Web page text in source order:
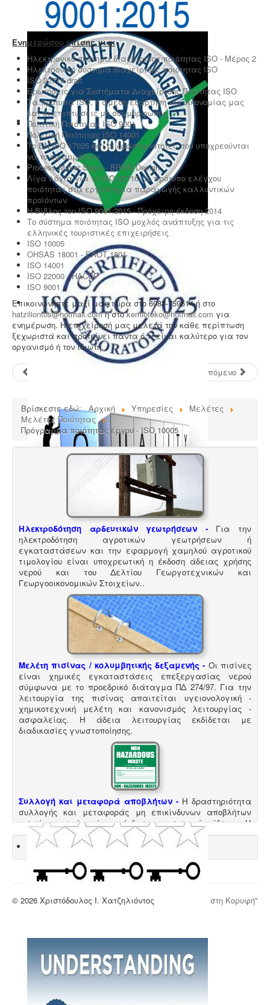
αποτελεί κανόνα της αγοράς (εξαγωγές). Κλειδί στην
διαδικασία είναι η μελέτη διαχείρισης ποιότητας.
Ενημερώσου επίσης για:
Ηλεκτρονικό σύστημα διαχείρισης ποιότητας ISO - Μέρος 2
Ηλεκτρονικό σύστημα διαχείρισης ποιότητας ISO
ISO 22716 draft
Ερωτήσεις για Συστήματα Διαχείρισης Ποιότητας ISO
Τα πρότυπα ISO, η άμεση εξάρτηση της οικονομίας μας
και οι επιπτώσεις μη συμμόρφωσης
Πολιτική Ποιότητας ISO 9001
Πολιτική Ποιότητας ISO 14001
Το EN ISO 17025 και οι δραστηριότητες που υποχρεούνται
να το εφαρμόζουν
Process Maker Steps - BPMN Design
Λίγα λόγια για το ISO 22716, το πρότυπο ελέγχου
ποιότητας στα εργαστήρια παραγωγής καλλυντικών
προϊόντων
Η Βίβλος του ISO 9001:2015 - Πρόχειρη έκδοση 2014
Το σύστημα ποιότητας ISO μοχλός ανάπτυξης για τις
ελληνικές τουριστικές επιχειρήσεις
ISO 10005
OHSAS 18001 - ΕΛΟΤ 1801
ISO 14001
ISO 22000 - HACCP
ISO 9001
Επικοινωνήστε μαζί μας τώρα στο 6983-759514 ή στο
hatziliontos@hotmail.comή στοkemioteko@hotmail.com για
ενημέρωση. Η επιχείρησή μας μελετά την κάθε περίπτωση
ξεχωριστά και προτείνει πάντα ό,τι είναι καλύτερο για τον
οργανισμό ή τον ιδιώτη.
Επόμενο
Βρίσκεστε εδώ: Αρχική Υπηρεσίες
Μελέτες
Μελέτες Ποιότητας
Πρόγραμμα ποιότητας έργου - ISO 10005
Ηλεκτροδότηση αρδευτικών γεωτρήσεων -
Για την
ηλεκτροδότηση αγροτικών γεωτρήσεων ή
εγκαταστάσεων και την εφαρμογή χαμηλού αγροτικού
τιμολογίου είναι υποχρεωτική η έκδοση άδειας χρήσης
νερού και του Δελτίου Γεωργοτεχνικών και
Γεωργοοικονομικών Στοιχείων..
Μελέτη πισίνας / κολυμβητικής δεξαμενής - Οι πισίνες
είναι χημικές εγκαταστάσεις επεξεργασίας νερού
σύμφωνα με το προεδρικό διάταγμα ΠΔ 274/97. Για την
λειτουργία της πισίνας απαιτείται υγειονολογική -
χημικοτεχνική μελέτη και κανονισμός λειτουργίας -
ασφαλείας. Η άδεια λειτουργίας εκδίδεται με
διαδικασίες γνωστοποίησης.
Συλλογή και μεταφορά αποβλήτων - Η δραστηριότητα
συλλογής και μεταφοράς μη επικίνδυνων αποβλήτων
ασκείται μετά από την έκδοση της σχετικής άδειας. Η
άδεια εκδίδεται μετά από την έγκριση της σχετικής
περιβαλλοντικής μελέτης οργάνωσης του δικτύου
καταστήματα υγειονομικού ενδιαφέροντος,
υποχρεούνται να διαθέτουν μελέτη διεργασιών HACCP
από επαγγελματία υγειονολόγο (απόφαση
οικ.47829/17).
"Επιστροφή στη Κορυφή"
© 2026 Χριστόδουλος Ι. Χατζηλιόντος